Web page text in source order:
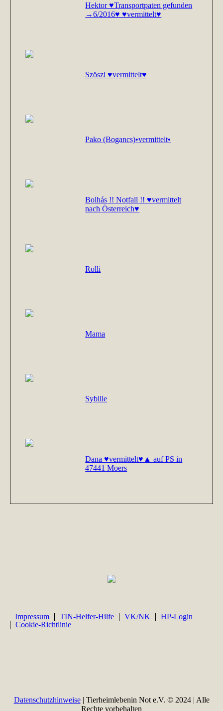
Hektor ♥Transportpaten gefunden
→6/2016♥ ♥vermittelt♥
Szöszi ♥vermittelt♥
Pako (Bogancs)•vermittelt•
Bolhás !! Notfall !! ♥vermittelt
nach Österreich♥
Rolli
Mama
Sybille
Dana ♥vermittelt♥▲ auf PS in
47441 Moers
Impressum TIN-Helfer-Hilfe VK/NK
HP-Login
Cookie-Richtlinie
Datenschutzhinweise| Tierheimlebenin Not e.V. © 2024 | Alle
Rechte vorbehalten